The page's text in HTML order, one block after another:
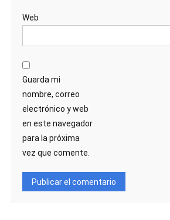
Web
Guarda mi
nombre, correo
electrónico y web
en este navegador
para la próxima
vez que comente.